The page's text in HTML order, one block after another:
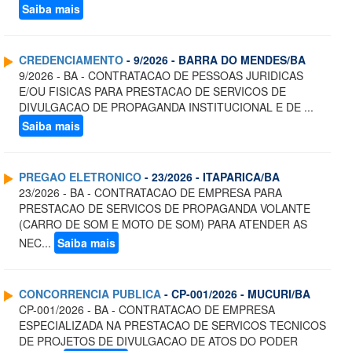
Saiba mais
CREDENCIAMENTO - 9/2026 - BARRA DO MENDES/BA
9/2026 - BA - CONTRATACAO DE PESSOAS JURIDICAS
E/OU FISICAS PARA PRESTACAO DE SERVICOS DE
DIVULGACAO DE PROPAGANDA INSTITUCIONAL E DE ...
Saiba mais
PREGAO ELETRONICO - 23/2026 - ITAPARICA/BA
23/2026 - BA - CONTRATACAO DE EMPRESA PARA
PRESTACAO DE SERVICOS DE PROPAGANDA VOLANTE
(CARRO DE SOM E MOTO DE SOM) PARA ATENDER AS
NEC... Saiba mais
CONCORRENCIA PUBLICA - CP-001/2026 - MUCURI/BA
CP-001/2026 - BA - CONTRATACAO DE EMPRESA
ESPECIALIZADA NA PRESTACAO DE SERVICOS TECNICOS
DE PROJETOS DE DIVULGACAO DE ATOS DO PODER